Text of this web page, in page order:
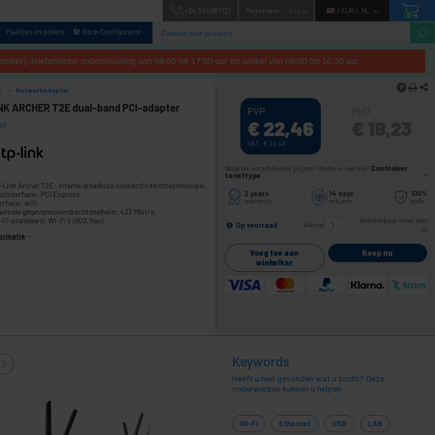
+34 934987121 Registreren Log in / EUR / NL
0
Paaltjes en pollers 🛠️ Rack Configurator
telefonische ondersteuning van 09:00 tot 17:00 uur en winkel van 08:00 tot 16:30 uur.
Netwerkadapter
ARCHER T2E dual-band PCI-adapter
Link Archer T2E: Interne draadloze connectiviteitstechnologie.
PCI Express.
wifi.
gegevensoverdrachtsnelheid: 433 Mbit/s.
standaard: Wi-Fi 5 (802.11ac).
PVP
€ 22,46
VAT: € 22,46
Waarom verschillende prijzen? Welke is van mij? Controleer
tarieftype
2 years
warranty
14 days
returns
100%
safe
Op voorraad Aantal
Beschikbaar meer dan
10
Voeg toe aan
winkelkar
Koop nu
Keywords
Heeft u niet gevonden wat u zocht? Deze
onderwerpen kunnen u helpen
Wi-Fi Ethernet USB LAN